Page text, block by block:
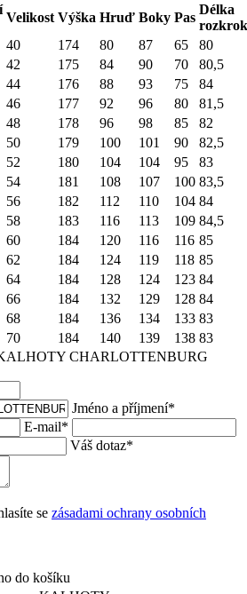
Velikost Výška Hruď Boky Pas
Délka
40 174 80 87 65
80
42
175 84 90 70
80,5
44 176 88 93 75
84
46
177 92 96 80
81,5
48 178 96 98 85
82
50
179 100 101 90
82,5
52 180 104 104 95
83
54
181 108 107 100 83,5
56 182 112 110 104 84
58
183 116 113 109 84,5
60 184 120 116 116 85
62
184 124 119 118 85
64 184 128 124 123 84
66
184 132 129 128 84
68 184 136 134 133 83
70
184 140 139 138 83
CHARLOTTENBURG
Jméno a příjmení*
E-mail*
Váš dotaz*
se zásadami ochrany osobních
do košíku